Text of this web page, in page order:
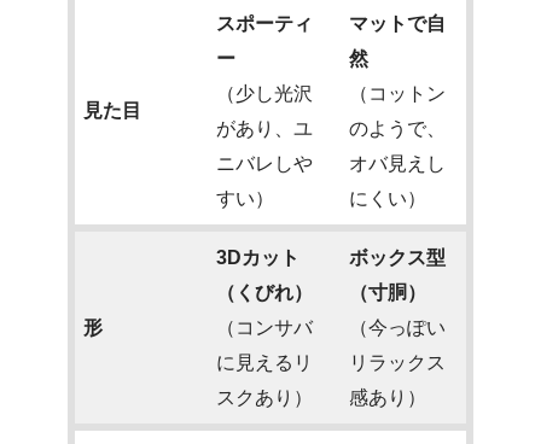
見た目
スポーティ
ー
（少し光沢
があり、ユ
ニバレしや
すい）
マットで自
然
（コットン
のようで、
オバ見えし
にくい）
形
3Dカット
（くびれ）
（コンサバ
に見えるリ
スクあり）
ボックス型
（寸胴）
（今っぽい
リラックス
感あり）